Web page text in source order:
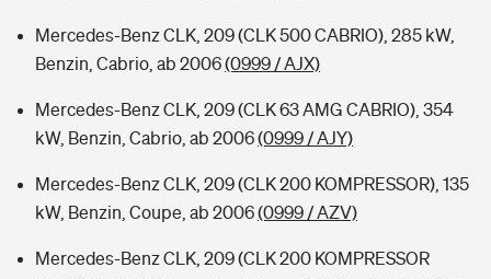
Mercedes-Benz CLK, 209 (CLK 500 CABRIO), 285 kW,
Benzin, Cabrio, ab 2006(0999 / AJX)
Mercedes-Benz CLK, 209 (CLK 63 AMG CABRIO), 354
kW, Benzin, Cabrio, ab 2006(0999 / AJY)
Mercedes-Benz CLK, 209 (CLK 200 KOMPRESSOR), 135
kW, Benzin, Coupe, ab 2006(0999 / AZV)
Mercedes-Benz CLK, 209 (CLK 200 KOMPRESSOR